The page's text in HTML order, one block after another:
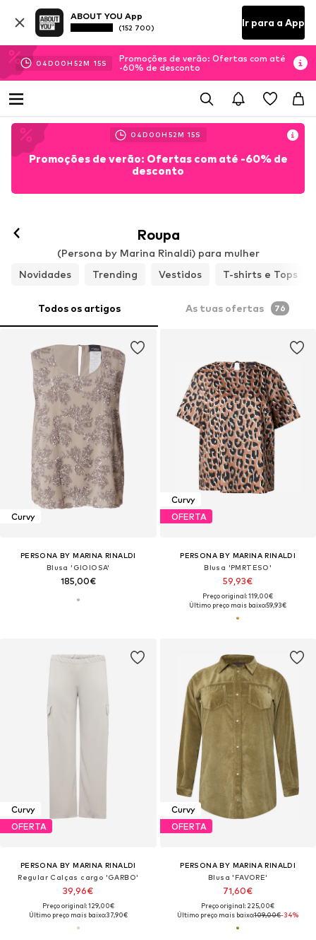
ABOUT YOU App
(152 700) Ir para a App
04D 00H 52M 13S
Promoções de verão: Ofertas com até
-60% de desconto
04D 00H 52M 13S
Promoções de verão: Ofertas com até -60% de
desconto
Roupa
(Persona by Marina Rinaldi) para mulher
Novidades
Trending Vestidos T-shirts e Tops
Todos os artigos As tuas ofertas 76
Curvy
PERSONA BY MARINA RINALDI
Blusa 'GIOIOSA'
185,00€
Curvy
OFERTA
PERSONA BY MARINA RINALDI
Blusa 'PMRTESO'
59,93€
Preço original: 119,00€
Último preço mais baixo:59,93€
Curvy
OFERTA
PERSONA BY MARINA RINALDI
Regular Calças cargo 'GARBO'
39,96€
Preço original: 129,00€
Último preço mais baixo:37,90€
Curvy
OFERTA
PERSONA BY MARINA RINALDI
Blusa 'FAVORE'
71,60€
Preço original: 225,00€
Último preço mais baixo:109,00€-34%